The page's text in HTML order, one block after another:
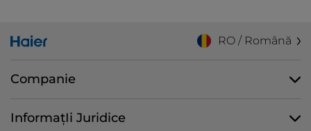
RO / Română
Companie
InformațIi Juridice